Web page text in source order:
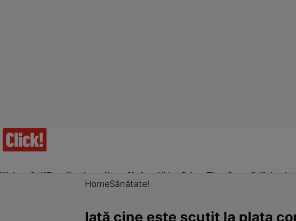
Ultima Oră!Trending Actualitate Vedete Video Prime Time SportStil de
HomeSănătate!
Iată cine este scutit la plata